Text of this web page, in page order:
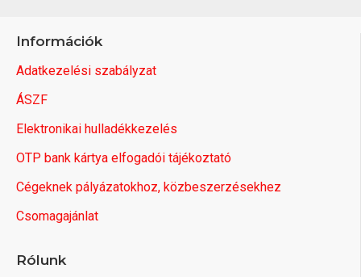
Információk
Adatkezelési szabályzat
ÁSZF
Elektronikai hulladékkezelés
OTP bank kártya elfogadói tájékoztató
Cégeknek pályázatokhoz, közbeszerzésekhez
Csomagajánlat
Rólunk